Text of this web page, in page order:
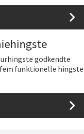
godkendte
funktionelle hingste